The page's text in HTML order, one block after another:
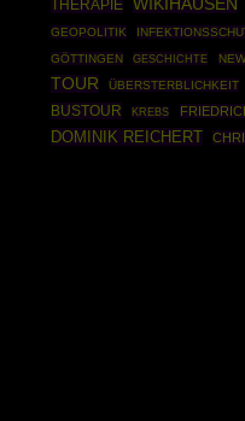
THERAPIE
GEOPOLITIK
GÖTTINGEN
GESCHICHTE
TOUR
ÜBERSTERBLICHKEIT
BUSTOUR
KREBS
DOMINIK REICHERT